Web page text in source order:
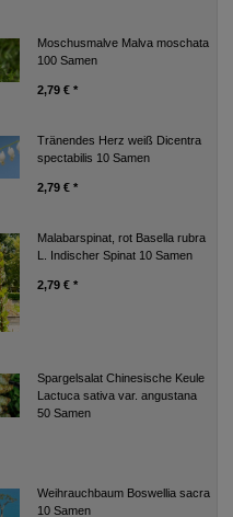
Moschusmalve Malva moschata
100 Samen
2,79 € *
Tränendes Herz weiß Dicentra
spectabilis 10 Samen
2,79 € *
Malabarspinat, rot Basella rubra
L. Indischer Spinat 10 Samen
2,79 € *
Spargelsalat Chinesische Keule
Lactuca sativa var. angustana
50 Samen
Weihrauchbaum Boswellia sacra
10 Samen